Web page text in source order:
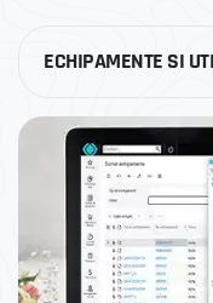
ECHIPAMENTE SI